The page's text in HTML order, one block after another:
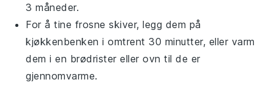
3 måneder.
For å tine frosne skiver, legg dem på
kjøkkenbenken i omtrent 30 minutter, eller varm
dem i en brødrister ellerovn til de er
gjennomvarme.